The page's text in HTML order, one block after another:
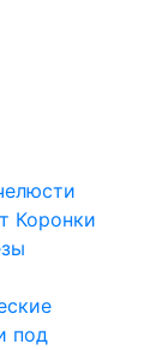
Коронки
под